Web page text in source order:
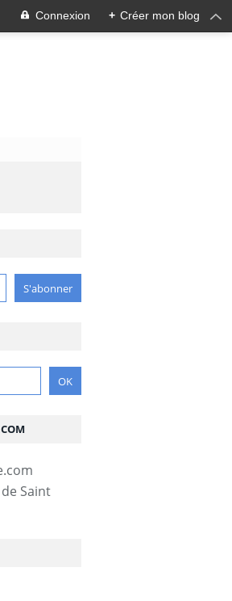
Connexion + Créer mon blog
Saint